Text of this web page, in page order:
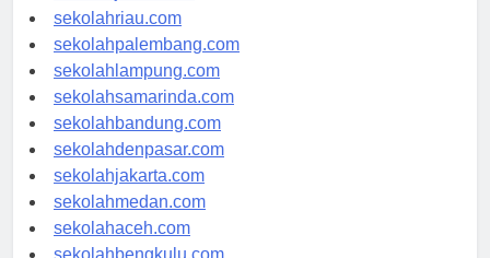
sekolahjambi.com
sekolahriau.com
sekolahpalembang.com
sekolahlampung.com
sekolahsamarinda.com
sekolahbandung.com
sekolahdenpasar.com
sekolahjakarta.com
sekolahmedan.com
sekolahaceh.com